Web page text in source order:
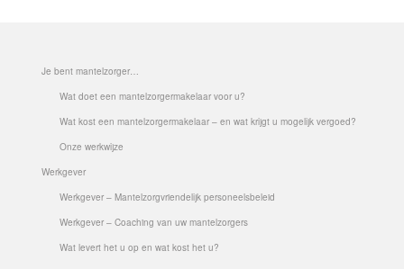
Je bent mantelzorger…
Wat doet een mantelzorgermakelaar voor u?
Wat kost een mantelzorgermakelaar – en wat krijgt u mogelijk vergoed?
Onze werkwijze
Werkgever
Werkgever – Mantelzorgvriendelijk personeelsbeleid
Werkgever – Coaching van uw mantelzorgers
Wat levert het u op en wat kost het u?